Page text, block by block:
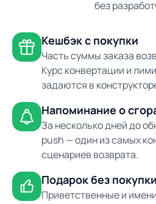
без
Кешбэк с покупки
Часть суммы заказа
Курс конвертации и
задаются в
Напоминание о
За несколько дней до
push — один из самых
сценариев возврата.
Подарок без покупки
Приветственные и